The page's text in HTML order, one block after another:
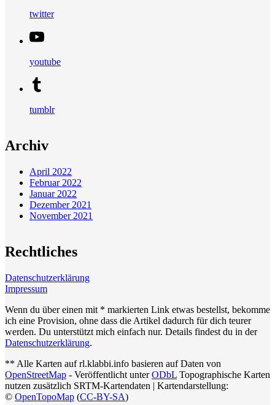
twitter
youtube
tumblr
Archiv
April 2022
Februar 2022
Januar 2022
Dezember 2021
November 2021
Rechtliches
Datenschutzerklärung
Impressum
Wenn du über einen mit * markierten Link etwas bestellst, bekomme
ich eine Provision, ohne dass die Artikel dadurch für dich teurer
werden. Du unterstützt mich einfach nur. Details findest du in der
Datenschutzerklärung.
** Alle Karten auf rl.klabbi.info basieren auf Daten von
OpenStreetMap - Veröffentlicht unterODbL Topographische Karten
nutzen zusätzlich SRTM-Kartendaten | Kartendarstellung:
© OpenTopoMap (CC-BY-SA)